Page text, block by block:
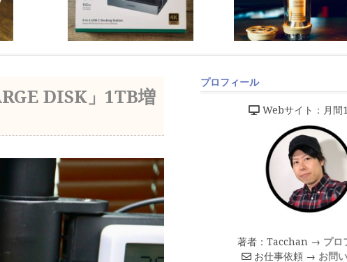
DISK」1TB増
プロフィール
Webサイト：月間
著者：Tacchan → プロ
お仕事依頼 → お問